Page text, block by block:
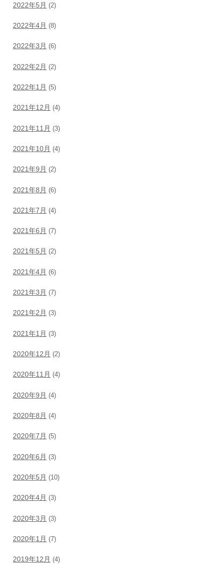
2022年5月 (2)
2022年4月 (8)
2022年3月 (6)
2022年2月 (2)
2022年1月 (5)
2021年12月 (4)
2021年11月 (3)
2021年10月 (4)
2021年9月 (2)
2021年8月 (6)
2021年7月 (4)
2021年6月 (7)
2021年5月 (2)
2021年4月 (6)
2021年3月 (7)
2021年2月 (3)
2021年1月 (3)
2020年12月 (2)
2020年11月 (4)
2020年9月 (4)
2020年8月 (4)
2020年7月 (5)
2020年6月 (3)
2020年5月 (10)
2020年4月 (3)
2020年3月 (3)
2020年1月 (7)
2019年12月 (4)